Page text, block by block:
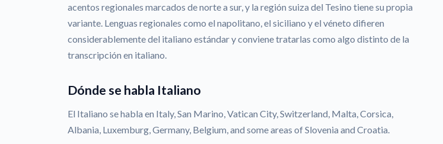
acentos regionales marcados de norte a sur, y la región suiza del Tesino tiene su propia
variante. Lenguas regionales como el napolitano, el siciliano y el véneto difieren
considerablemente del italiano estándar y conviene tratarlas como algo distinto de la
transcripción en italiano.
Dónde se habla Italiano
El Italiano se habla en Italy, San Marino, Vatican City, Switzerland, Malta, Corsica,
Albania, Luxemburg, Germany, Belgium, and some areas of Slovenia and Croatia.